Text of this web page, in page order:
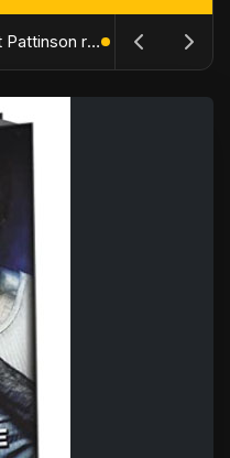
The Batman : Part II – Robert Pattinson replonge dans les ténèbres de Gotham dès octobre 2027